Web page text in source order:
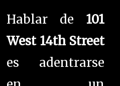
Hablar de 101
West 14th Street
es adentrarse